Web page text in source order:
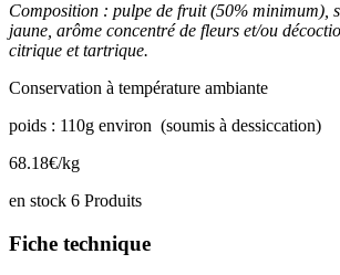
Composition : pulpe de fruit (50% minimum),
jaune, arôme concentré de fleurs et/ou
citrique et tartrique.
Conservation à température ambiante
poids : 110g environ (soumis à dessiccation)
68.18€/kg
en stock 6 Produits
Fiche technique